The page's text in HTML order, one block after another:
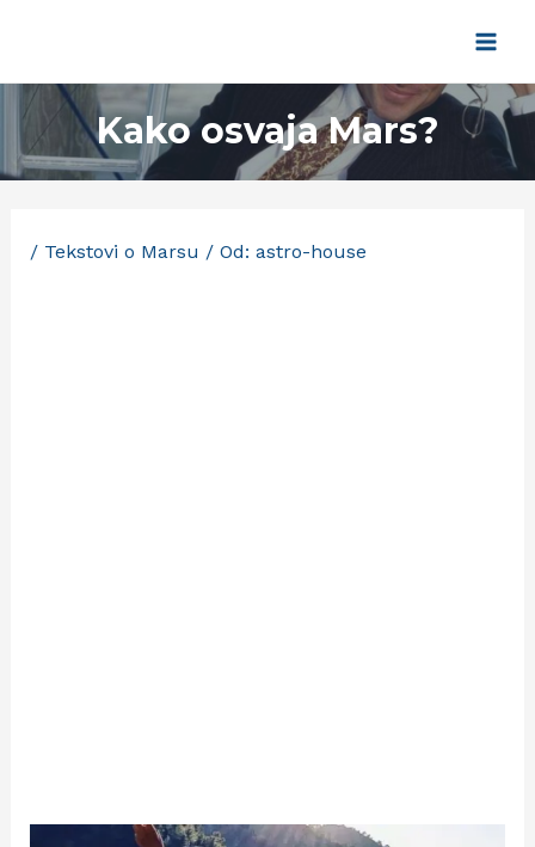
Kako osvaja Mars?
/ Tekstovi o Marsu / Od: astro-house